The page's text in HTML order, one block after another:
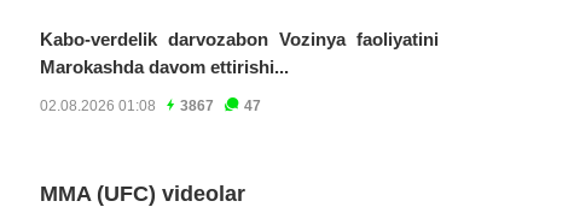
Kabo-verdelik darvozabon Vozinya faoliyatini
Marokashda davom ettirishi...
02.08.2026 01:08 3867 47
MMA (UFC) videolar